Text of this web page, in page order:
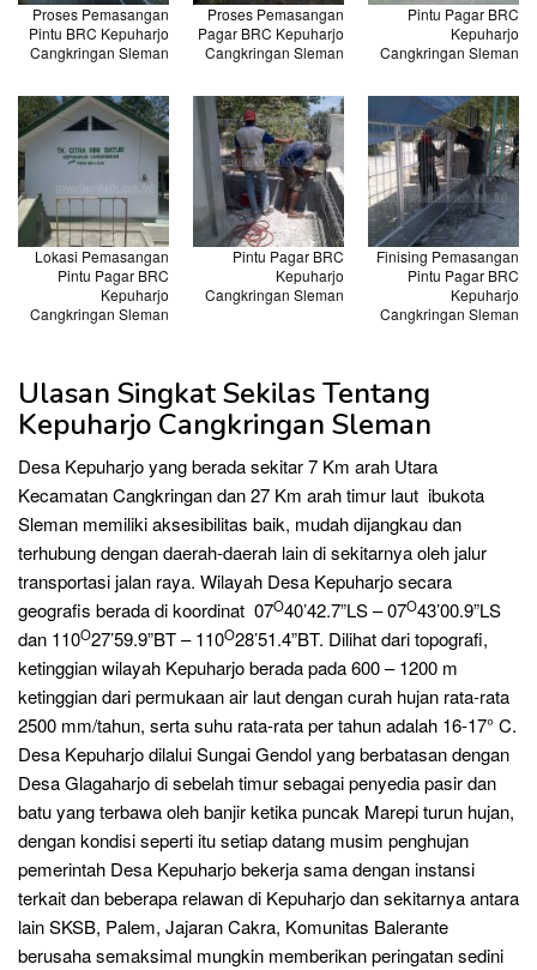
Proses Pemasangan
Pintu BRC Kepuharjo
Cangkringan Sleman
Proses Pemasangan
Pagar BRC Kepuharjo
Cangkringan Sleman
Pintu Pagar BRC
Kepuharjo
Cangkringan Sleman
Lokasi Pemasangan
Pintu Pagar BRC
Kepuharjo
Cangkringan Sleman
Pintu Pagar BRC
Kepuharjo
Cangkringan Sleman
Finising Pemasangan
Pintu Pagar BRC
Kepuharjo
Cangkringan Sleman
Ulasan Singkat Sekilas Tentang
Kepuharjo Cangkringan Sleman
Desa Kepuharjo yang berada sekitar 7 Km arah Utara
Kecamatan Cangkringan dan 27 Km arah timur laut ibukota
Sleman memiliki aksesibilitas baik, mudah dijangkau dan
terhubung dengan daerah-daerah lain di sekitarnya oleh jalur
transportasi jalan raya. Wilayah Desa Kepuharjo secara
geografis berada di koordinat 07O40’42.7”LS – 07O43’00.9”LS
dan 110O27’59.9”BT – 110O28’51.4”BT. Dilihat dari topografi,
ketinggian wilayah Kepuharjo berada pada 600 – 1200 m
ketinggian dari permukaan air laut dengan curah hujan rata-rata
2500 mm/tahun, serta suhu rata-rata per tahun adalah 16-17° C.
Desa Kepuharjo dilalui Sungai Gendol yang berbatasan dengan
Desa Glagaharjo di sebelah timur sebagai penyedia pasir dan
batu yang terbawa oleh banjir ketika puncak Marepi turun hujan,
dengan kondisi seperti itu setiap datang musim penghujan
pemerintah Desa Kepuharjo bekerja sama dengan instansi
terkait dan beberapa relawan di Kepuharjo dan sekitarnya antara
lain SKSB, Palem, Jajaran Cakra, Komunitas Balerante
berusaha semaksimal mungkin memberikan peringatan sedini